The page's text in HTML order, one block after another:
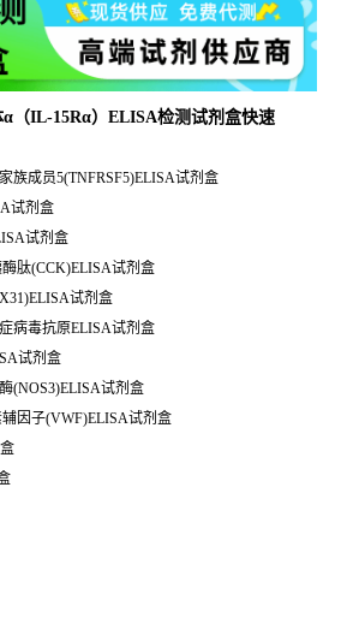
α（IL-15Rα）ELISA检测试剂盒快速
族成员5(TNFRSF5)ELISA试剂盒
试剂盒
试剂盒
肽(CCK)ELISA试剂盒
试剂盒
病毒抗原ELISA试剂盒
试剂盒
(NOS3)ELISA试剂盒
因子(VWF)ELISA试剂盒